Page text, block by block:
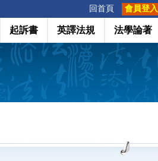
回首頁 會員登入
起訴書 英譯法規 法學論著